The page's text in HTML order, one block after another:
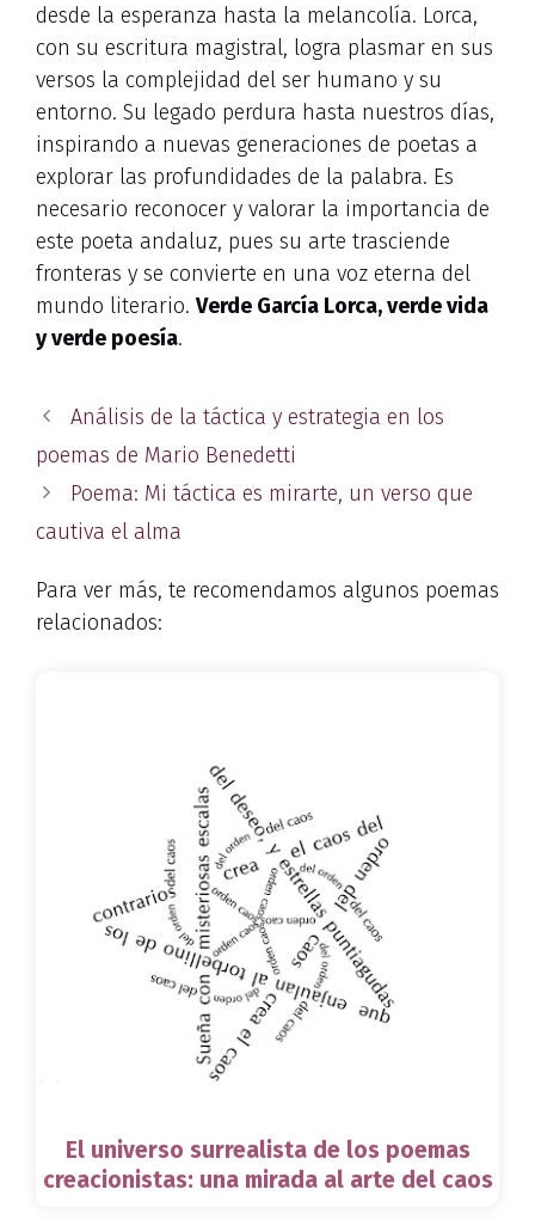
desde la esperanza hasta la melancolía. Lorca,
con su escritura magistral, logra plasmar en sus
versos la complejidad del ser humano y su
entorno. Su legado perdura hasta nuestros días,
inspirando a nuevas generaciones de poetas a
explorar las profundidades de la palabra. Es
necesario reconocer y valorar la importancia de
este poeta andaluz, pues su arte trasciende
fronteras y se convierte en una voz eterna del
mundo literario.Verde García Lorca, verde vida
y verde poesía.
Análisis de la táctica y estrategia en los
poemas de Mario Benedetti
Poema: Mi táctica es mirarte, un verso que
cautiva el alma
Para ver más, te recomendamos algunos poemas
relacionados:
El universo surrealista de los poemas
creacionistas: una mirada al arte del caos